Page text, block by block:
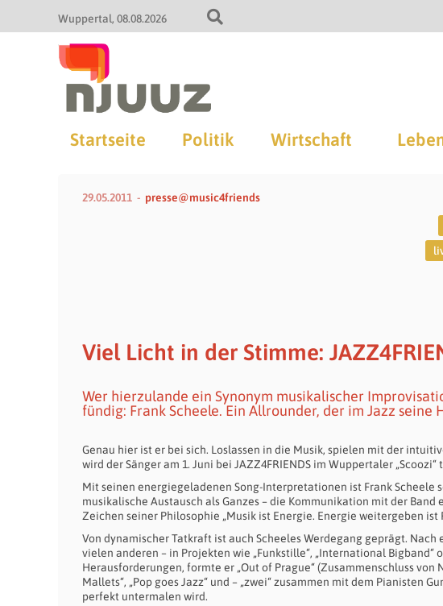
Wuppertal 08.08.2026
Startseite Politik Wirtschaft
29.05.2011 presse@music4friends
Viel Licht in der Stimme:
Wer hierzulande ein Synonym musikalischer
fündig: Frank Scheele. Ein Allrounder, der im Jazz seine
Genau hier ist er bei sich. Loslassen in die Musik, spielen mit der
wird der Sänger am 1. Juni bei JAZZ4FRIENDS im Wuppertaler „Scoozi“
Mit seinen energiegeladenen Song-Interpretationen ist Frank Scheele
musikalische Austausch als Ganzes – die Kommunikation mit der
Zeichen seiner Philosophie „Musik ist Energie. Energie weitergeben ist
Von dynamischer Tatkraft ist auch Scheeles Werdegang geprägt.
vielen anderen – in Projekten wie „Funkstille“, „International Bigband“
Herausforderungen, formte er „Out of Prague“ (Zusammenschluss von
Mallets“, „Pop goes Jazz“ und – „zwei“ zusammen mit dem Pianisten
perfekt untermalen wird.